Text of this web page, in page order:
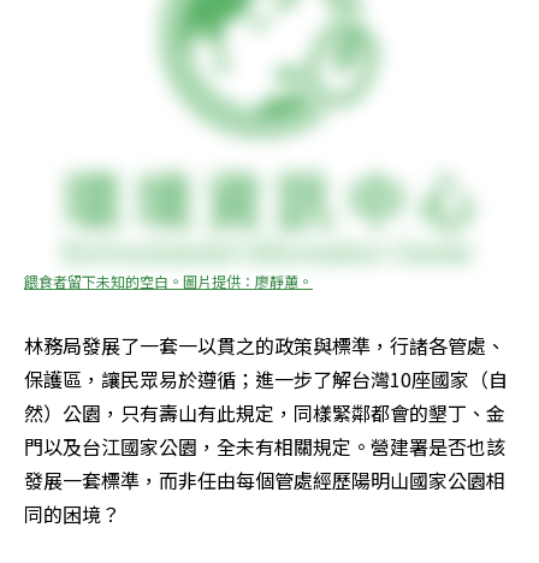
餵食者留下未知的空白。圖片提供：廖靜蕙。
林務局發展了一套一以貫之的政策與標準，行諸各管處、
保護區，讓民眾易於遵循；進一步了解台灣10座國家（自
然）公園，只有壽山有此規定，同樣緊鄰都會的墾丁、金
門以及台江國家公園，全未有相關規定。營建署是否也該
發展一套標準，而非任由每個管處經歷陽明山國家公園相
同的困境？